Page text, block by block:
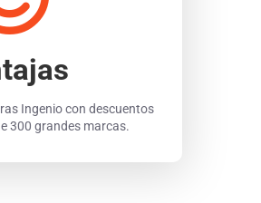
Ingenio con descuentos
300 grandes marcas.